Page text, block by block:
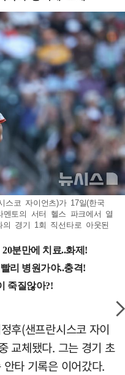
스코 자이언츠)가 17일(한국
멘토의 서터 헬스 파크에서 열
의 경기 1회 직선타로 아웃된
후(샌프란시스코 자이
교체됐다. 그는 경기 초
타 기록은 이어갔다.